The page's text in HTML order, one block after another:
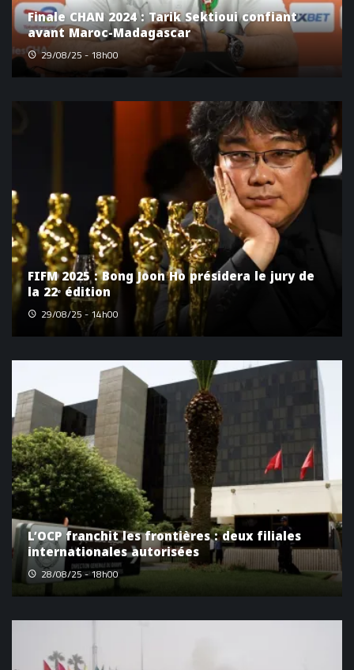
Finale CHAN 2024 : Tarik Sektioui confiant
avant Maroc-Madagascar
29/08/25 - 18h00
FIFM 2025 : Bong Joon Ho présidera le jury de
la 22ᵉ édition
29/08/25 - 14h00
L’OCP franchit les frontières : deux filiales
internationales autorisées
28/08/25 - 18h00